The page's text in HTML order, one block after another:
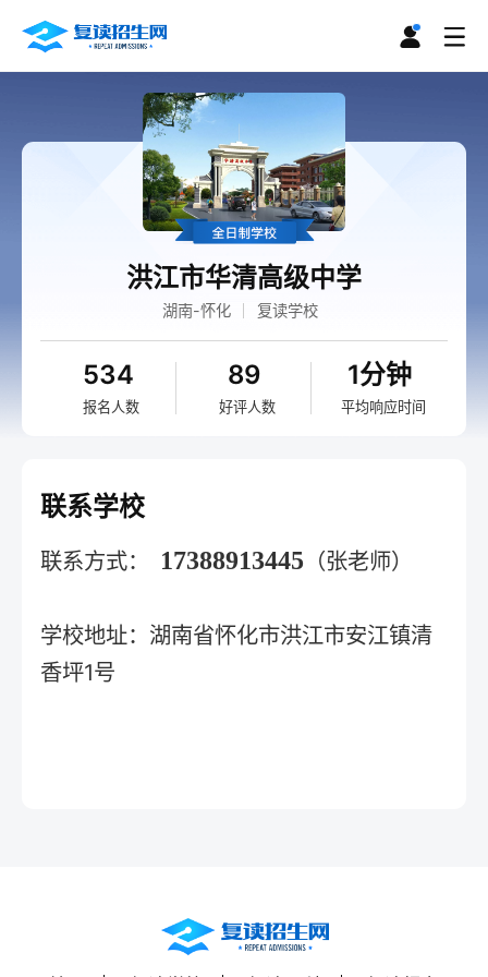
洪江市华清高级中学
湖南-怀化 复读学校
534
报名人数
89
好评人数
1分钟
平均响应时间
联系学校
联系方式： 17388913445 （张老师）
学校地址：湖南省怀化市洪江市安江镇清
香坪1号